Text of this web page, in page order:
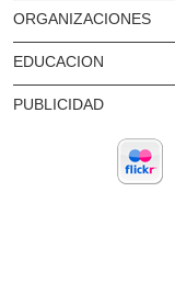
ORGANIZACIONES
EDUCACION
PUBLICIDAD